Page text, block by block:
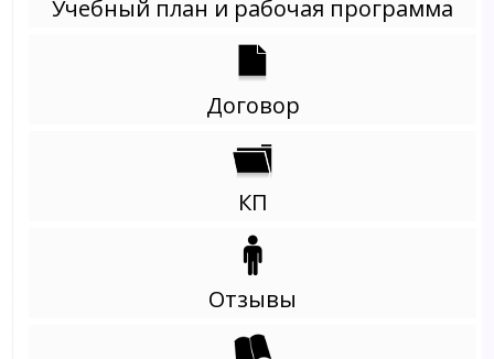
Учебный план и рабочая программа
Договор
КП
Отзывы